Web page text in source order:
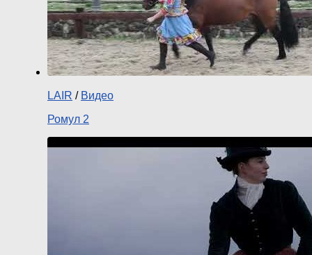
LAIR / Видео
Ромул 2